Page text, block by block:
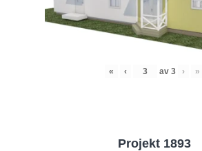
« ‹ av 3 › »
Projekt 1893